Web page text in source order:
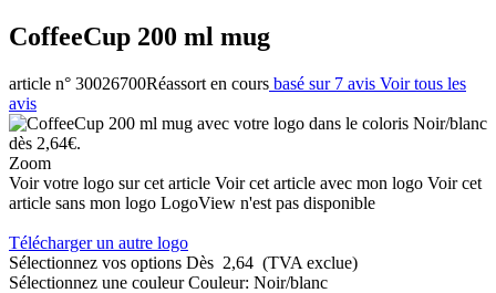
CoffeeCup 200 ml mug
article n° 30026700Réassort en cours basé sur 7 avis Voir tous les
avis
Zoom
Voir votre logo sur cet article Voir cet article avec mon logo Voir cet
article sans mon logo LogoView n'est pas disponible
Télécharger un autre logo
Sélectionnez vos options Dès 2,64 (TVA exclue)
Sélectionnez une couleur Couleur: Noir/blanc